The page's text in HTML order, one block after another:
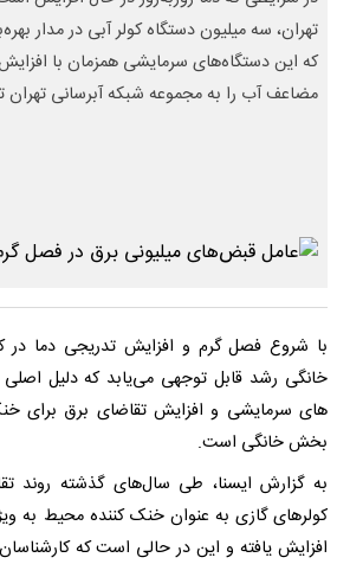
تهران، سه میلیون دستگاه کولر آبی در مدار
که این دستگاه‌های سرمایشی همزمان با
مضاعف آب را به مجموعه شبکه آبرسانی تهران
با شروع فصل گرم و افزایش تدریجی دما
خانگی رشد قابل توجهی می‌یابد که دلیل
های سرمایشی و افزایش تقاضای برق برای
بخش خانگی است.
به گزارش ایسنا، طی سال‌های گذشته روند
کولرهای گازی به عنوان خنک کننده محیط به
افزایش یافته و این در حالی است که